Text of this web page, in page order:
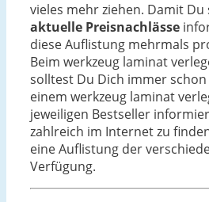
vieles mehr ziehen. Damit
aktuelle Preisnachlässe
diese Auflistung mehrmals
Beim werkzeug laminat
solltest Du Dich immer
einem werkzeug laminat
jeweiligen Bestseller
zahlreich im Internet zu
eine Auflistung der
Verfügung.